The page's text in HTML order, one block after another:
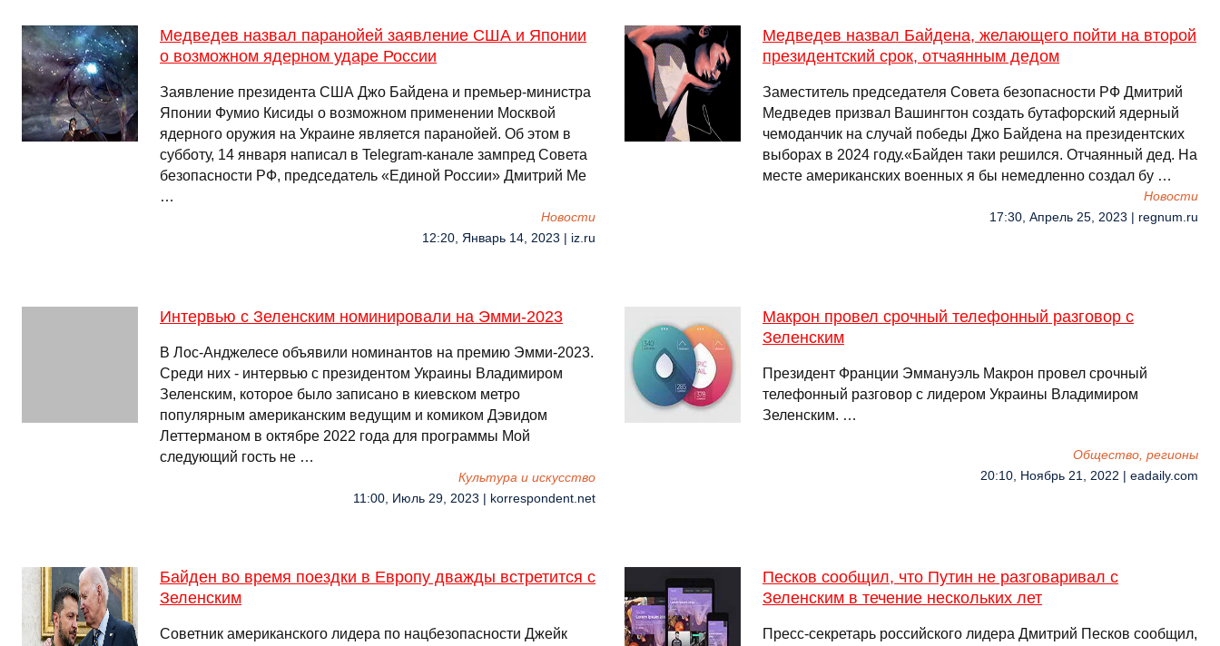
Медведев назвал паранойей заявление США и Японии
о возможном ядерном ударе России
Заявление президента США Джо Байдена и премьер-министра
Японии Фумио Кисиды о возможном применении Москвой
ядерного оружия на Украине является паранойей. Об этом в
субботу, 14 января написал в Telegram-канале зампред Совета
безопасности РФ, председатель «Единой России» Дмитрий Ме
…
Новости
12:20, Январь 14, 2023 | iz.ru
Медведев назвал Байдена, желающего пойти на второй
президентский срок, отчаянным дедом
Заместитель председателя Совета безопасности РФ Дмитрий
Медведев призвал Вашингтон создать бутафорский ядерный
чемоданчик на случай победы Джо Байдена на президентских
выборах в 2024 году.«Байден таки решился. Отчаянный дед. На
месте американских военных я бы немедленно создал бу …
Новости
17:30, Апрель 25, 2023 | regnum.ru
Интервью с Зеленским номинировали на Эмми-2023
В Лос-Анджелесе объявили номинантов на премию Эмми-2023.
Среди них - интервью с президентом Украины Владимиром
Зеленским, которое было записано в киевском метро
популярным американским ведущим и комиком Дэвидом
Леттерманом в октябре 2022 года для программы Мой
следующий гость не …
Культура и искусство
11:00, Июль 29, 2023 | korrespondent.net
Макрон провел срочный телефонный разговор с
Зеленским
Президент Франции Эммануэль Макрон провел срочный
телефонный разговор с лидером Украины Владимиром
Зеленским. …
Общество, регионы
20:10, Ноябрь 21, 2022 | eadaily.com
Байден во время поездки в Европу дважды встретится с
Зеленским
Советник американского лидера по нацбезопасности Джейк
Песков сообщил, что Путин не разговаривал с
Зеленским в течение нескольких лет
Пресс-секретарь российского лидера Дмитрий Песков сообщил,